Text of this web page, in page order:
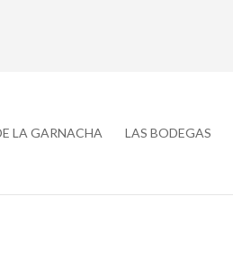
LA GARNACHA LAS BODEGAS